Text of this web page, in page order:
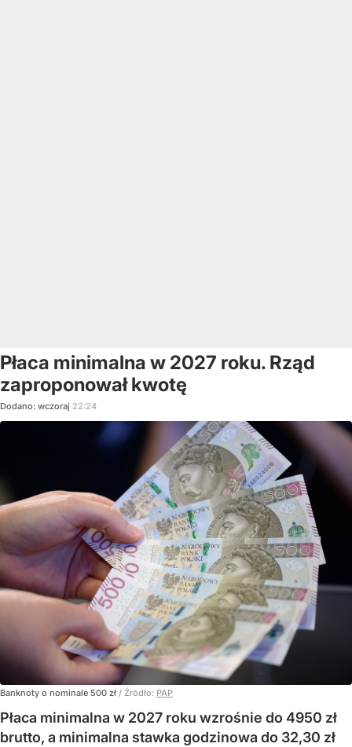
Płaca minimalna w 2027 roku. Rząd
zaproponował kwotę
Dodano: wczoraj 22:24
Banknoty o nominale 500 zł / Źródło: PAP
Płaca minimalna w 2027 roku wzrośnie do 4950 zł
brutto, a minimalna stawka godzinowa do 32,30 zł